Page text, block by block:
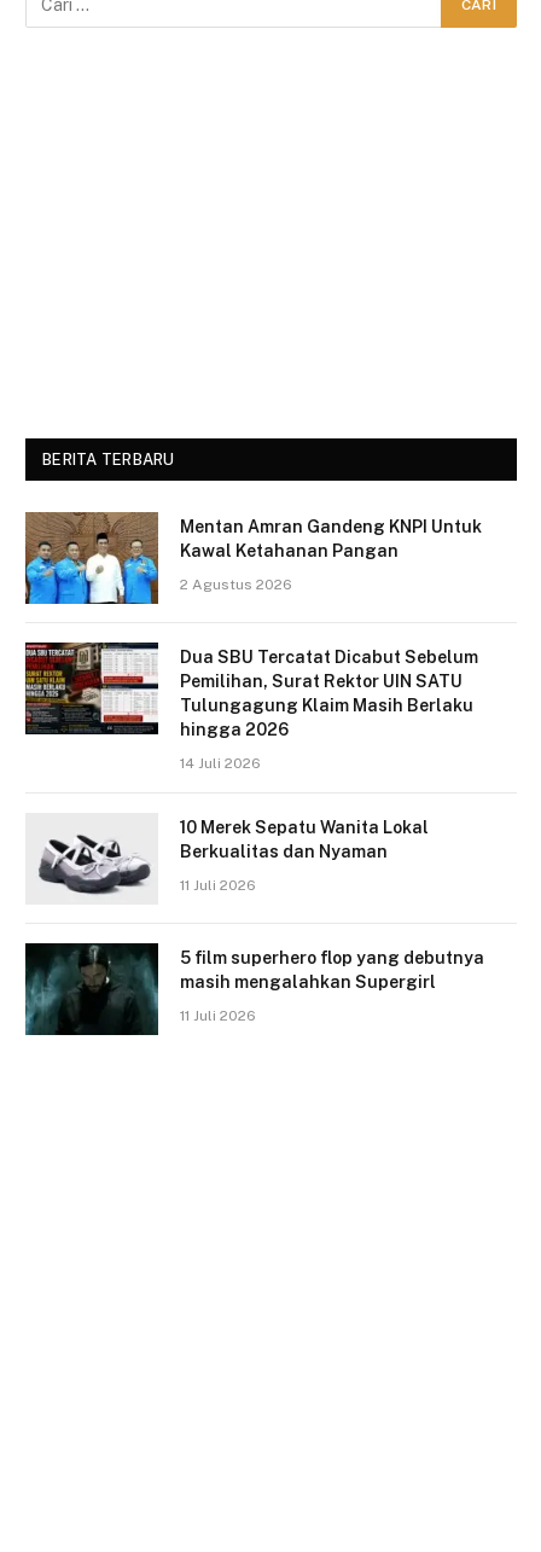
BERITA TERBARU
Mentan Amran Gandeng KNPI Untuk
Kawal Ketahanan Pangan
2 Agustus 2026
Dua SBU Tercatat Dicabut Sebelum
Pemilihan, Surat Rektor UIN SATU
Tulungagung Klaim Masih Berlaku
hingga 2026
14 Juli 2026
10 Merek Sepatu Wanita Lokal
Berkualitas dan Nyaman
11 Juli 2026
5 film superhero flop yang debutnya
masih mengalahkan Supergirl
11 Juli 2026